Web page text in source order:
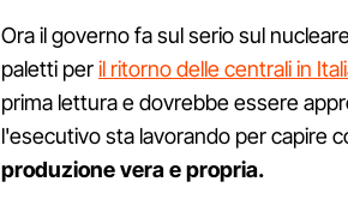
Ora il governo fa sul serio sul
paletti peril ritorno delle centrali in
prima lettura e dovrebbe essere
l'esecutivo sta lavorando per capire
produzione vera e propria.